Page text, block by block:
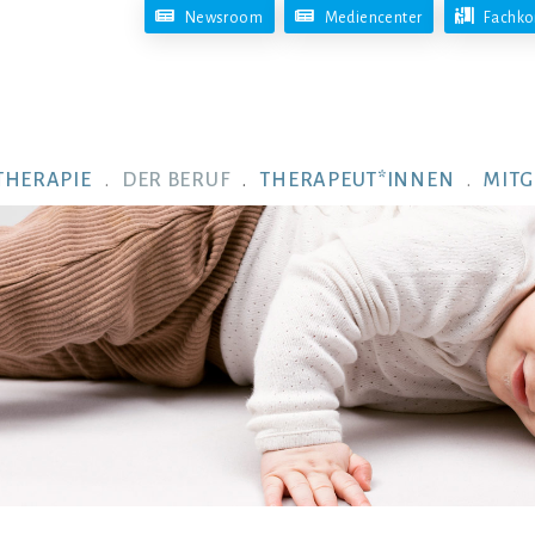
Newsroom Mediencenter
DER BERUF THERAPEUT*INNEN